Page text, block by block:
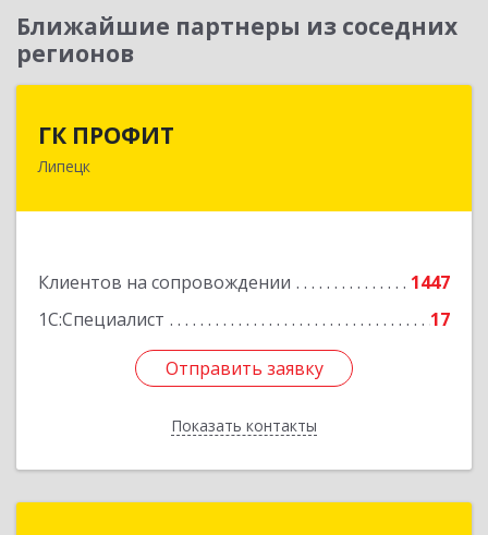
Ближайшие партнеры из соседних
регионов
ГК ПРОФИТ
Липецк
Клиентов на сопровождении
1447
1С:Специалист
17
Отправить заявку
Показать контакты
398001, Липецкая обл, Липецк г, Советская ул,
Отправить заявку
Назад